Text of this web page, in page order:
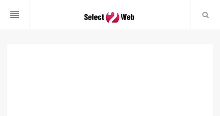
reorder